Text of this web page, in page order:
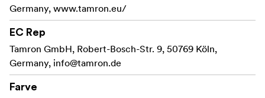
Germany, www.tamron.eu/
EC Rep
Tamron GmbH, Robert-Bosch-Str. 9, 50769 Köln,
Germany, info@tamron.de
Farve